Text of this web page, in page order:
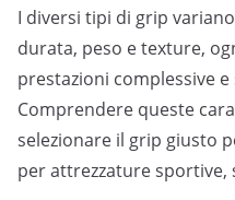
I diversi tipi di grip
durata, peso e texture,
prestazioni complessive e
Comprendere queste
selezionare il grip giusto
per attrezzature